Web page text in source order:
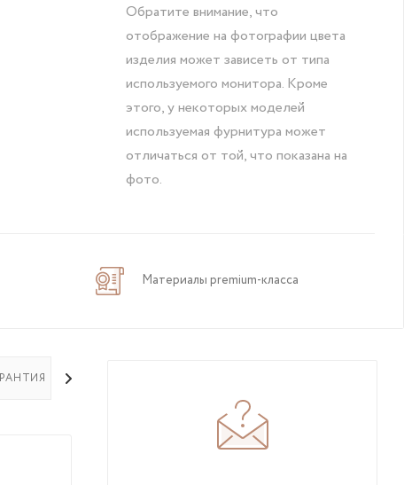
Обратите внимание, что
отображение на фотографии цвета
изделия может зависеть от типа
используемого монитора. Кроме
этого, у некоторых моделей
используемая фурнитура может
отличаться от той, что показана на
фото.
Материалы premium-класса
НА ТОВАР